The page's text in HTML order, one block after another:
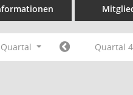
Quartal Quartal 4